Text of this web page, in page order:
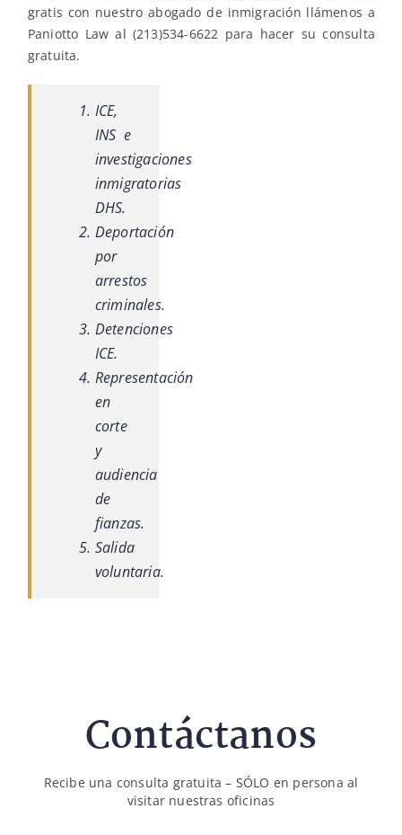
gratis con nuestro abogado de inmigración llámenos a
Paniotto Law al (213)534-6622 para hacer su consulta
gratuita.
ICE,
INS e
investigaciones
inmigratorias
DHS.
Deportación
por
arrestos
criminales.
Detenciones
ICE.
Representación
en
corte
y
audiencia
de
fianzas.
Salida
voluntaria.
Contáctanos
Recibe una consulta gratuita – SÓLO en persona al
visitar nuestras oficinas